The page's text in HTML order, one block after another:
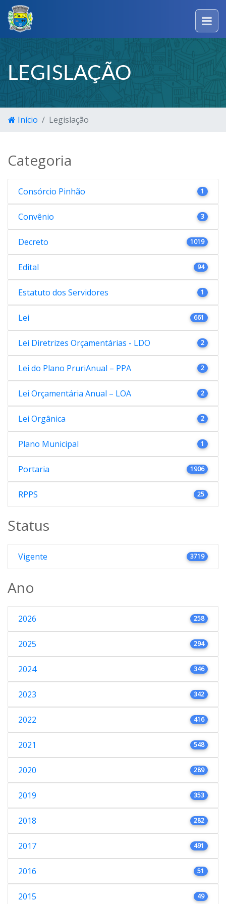
LEGISLAÇÃO
Início Legislação
Categoria
Consórcio Pinhão 1
Convênio 3
Decreto 1019
Edital 94
Estatuto dos Servidores 1
Lei 661
Lei Diretrizes Orçamentárias - LDO 2
Lei do Plano PruriAnual – PPA 2
Lei Orçamentária Anual – LOA 2
Lei Orgânica 2
Plano Municipal 1
Portaria 1906
RPPS 25
Status
Vigente 3719
Ano
2026 258
2025 294
2024 346
2023 342
2022 416
2021 548
2020 289
2019 353
2018 282
2017 491
2016 51
2015 49